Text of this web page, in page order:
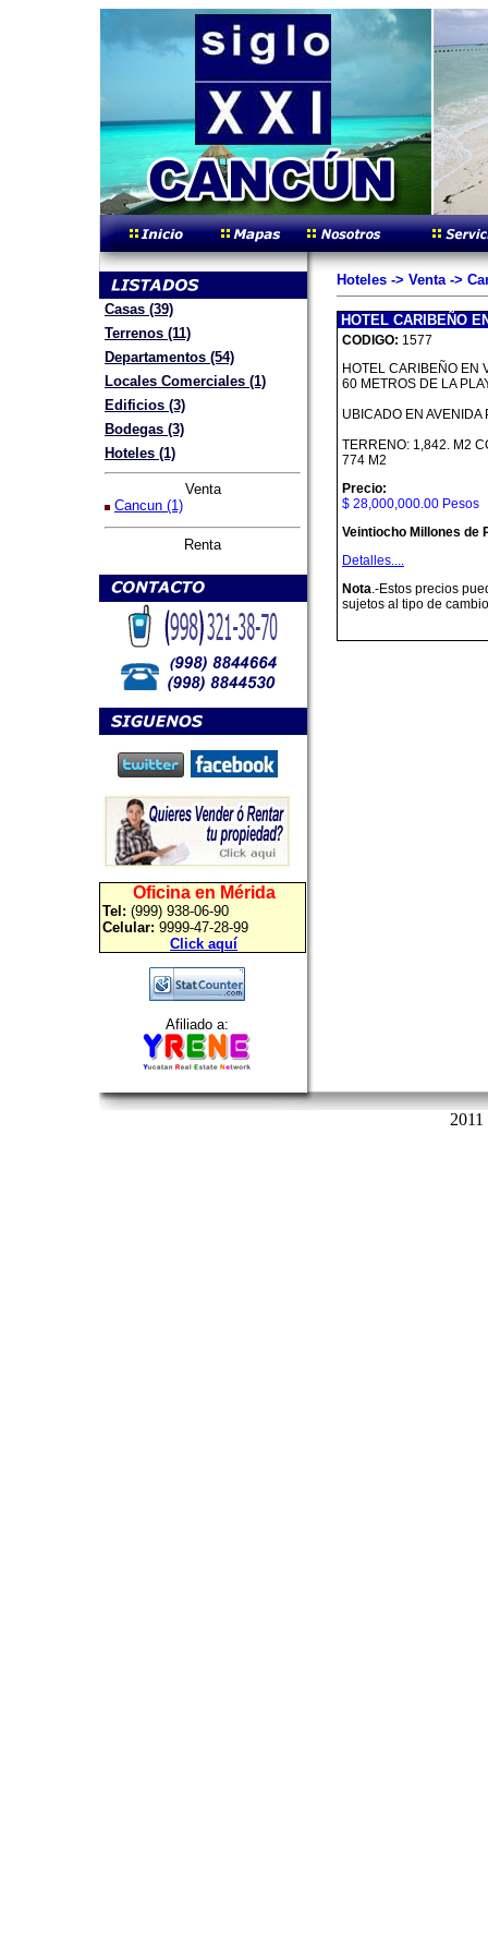
Casas (39)
Terrenos (11)
Departamentos (54)
Locales Comerciales (1)
Edificios (3)
Bodegas (3)
Hoteles (1)
Venta
Cancun (1)
Renta
Oficina en Mérida
Tel: (999) 938-06-90
Celular: 9999-47-28-99
Click aquí
Afiliado a:
Hoteles -> Venta ->
HOTEL CARIBEÑO
CODIGO: 1577
HOTEL CARIBEÑO EN
60 METROS DE LA
UBICADO EN AVENIDA
TERRENO: 1,842. M2
774 M2
Precio:
$ 28,000,000.00 Pesos
Veintiocho Millones de
Detalles....
Nota.-Estos precios
sujetos al tipo de